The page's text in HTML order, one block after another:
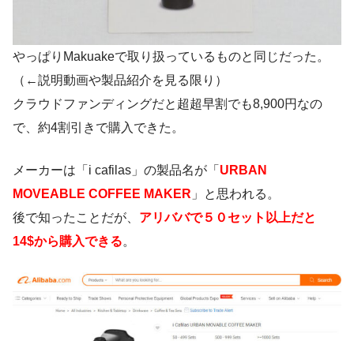
やっぱりMakuakeで取り扱っているものと同じだった。
（←説明動画や製品紹介を見る限り）
クラウドファンディングだと超超早割でも8,900円なの
で、約4割引きで購入できた。
メーカーは「i cafilas」の製品名が「 URBAN
MOVEABLE COFFEE MAKER 」と思われる。
後で知ったことだが、 アリババで５０セット以上だと
14$から購入できる。